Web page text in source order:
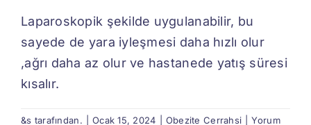
Laparoskopik şekilde uygulanabilir, bu
sayede de yara iyleşmesi daha hızlı olur
,ağrı daha az olur ve hastanede yatış süresi
kısalır.
&s tarafından. Ocak 15, 2024 Obezite Cerrahsi
Yorum